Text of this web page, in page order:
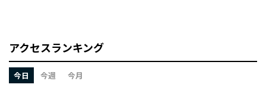
アクセスランキング
今日 今週 今月